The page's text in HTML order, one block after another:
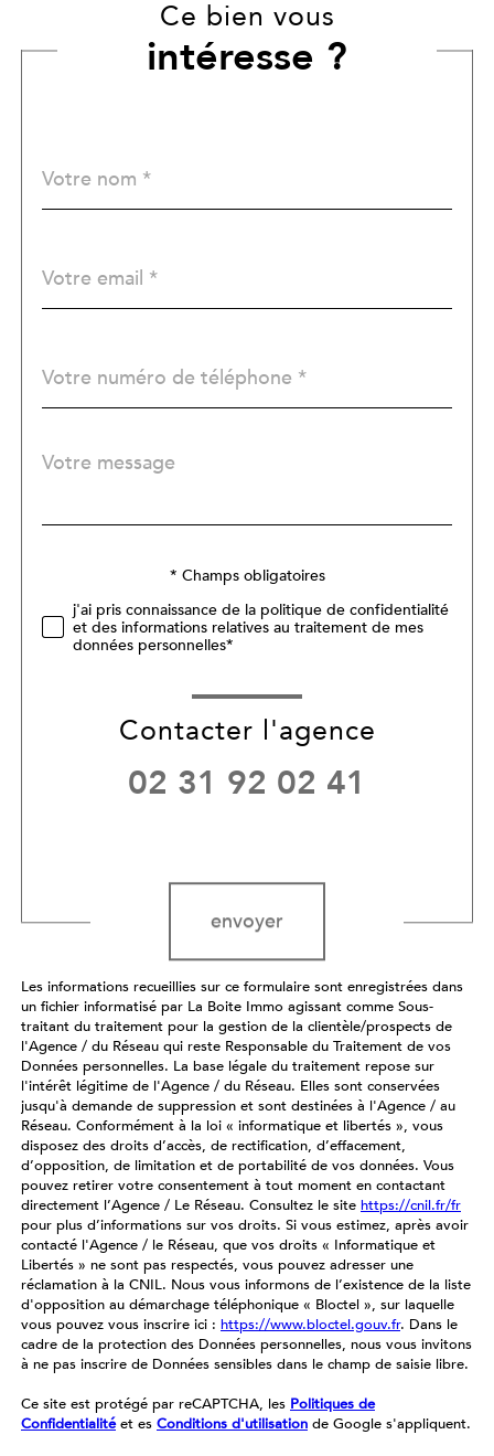
Ce bien vous
intéresse ?
Fieldset
par
*
*
*
Fieldset
défaut
Message
*
Validation* Champs obligatoires
j'ai pris connaissance de la politique de confidentialité
et des informations relatives au traitement de mes
données personnelles*
Contacter l'agence
02 31 92 02 41
envoyer
Les informations recueillies sur ce formulaire sont enregistrées dans
un fichier informatisé par La Boite Immo agissant comme Sous-
traitant du traitement pour la gestion de la clientèle/prospects de
l'Agence / du Réseau qui reste Responsable du Traitement de vos
Données personnelles. La base légale du traitement repose sur
l'intérêt légitime de l'Agence / du Réseau. Elles sont conservées
jusqu'à demande de suppression et sont destinées à l'Agence / au
Réseau. Conformément à la loi « informatique et libertés », vous
disposez des droits d’accès, de rectification, d’effacement,
d’opposition, de limitation et de portabilité de vos données. Vous
pouvez retirer votre consentement à tout moment en contactant
directement l’Agence / Le Réseau. Consultez le site https://cnil.fr/fr
pour plus d’informations sur vos droits. Si vous estimez, après avoir
contacté l'Agence / le Réseau, que vos droits « Informatique et
Libertés » ne sont pas respectés, vous pouvez adresser une
réclamation à la CNIL. Nous vous informons de l’existence de la liste
d'opposition au démarchage téléphonique « Bloctel », sur laquelle
vous pouvez vous inscrire ici : https://www.bloctel.gouv.fr. Dans le
cadre de la protection des Données personnelles, nous vous invitons
à ne pas inscrire de Données sensibles dans le champ de saisie libre.
Ce site est protégé par reCAPTCHA, les Politiques de
Confidentialitéet es Conditions d'utilisation de Google s'appliquent.